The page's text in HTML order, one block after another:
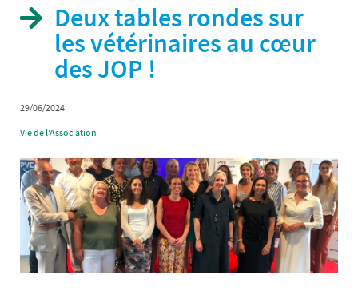
Deux tables rondes sur
les vétérinaires au cœur
des JOP !
29/06/2024
Vie de l'Association